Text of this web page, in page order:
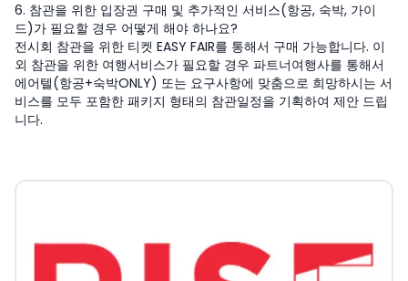
6. 참관을 위한 입장권 구매 및 추가적인 서비스(항공, 숙박, 가이
드)가 필요할 경우 어떻게 해야 하나요?
전시회 참관을 위한 티켓 EASY FAIR를 통해서 구매 가능합니다. 이
외 참관을 위한 여행서비스가 필요할 경우 파트너여행사를 통해서
에어텔(항공+숙박ONLY) 또는 요구사항에 맞춤으로 희망하시는 서
비스를 모두 포함한 패키지 형태의 참관일정을 기획하여 제안 드립
니다.